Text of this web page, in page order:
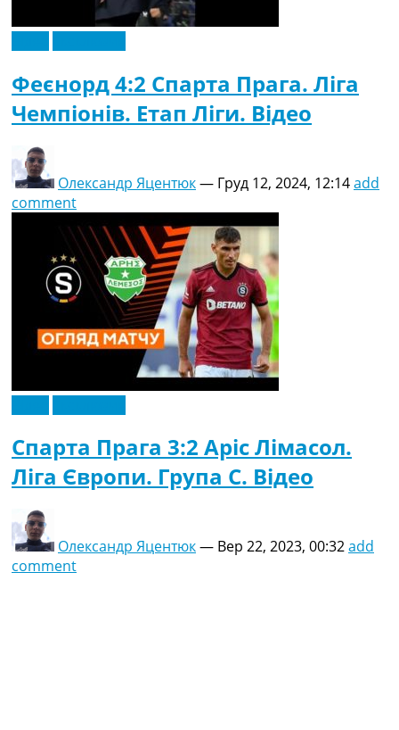
Феєнорд 4:2 Спарта Прага. Ліга
Чемпіонів. Етап Ліги. Відео
Олександр Яцентюк— Груд 12, 2024, 12:14add
comment
Спарта Прага 3:2 Аріс Лімасол.
Ліга Європи. Група C. Відео
Олександр Яцентюк— Вер 22, 2023, 00:32add
comment